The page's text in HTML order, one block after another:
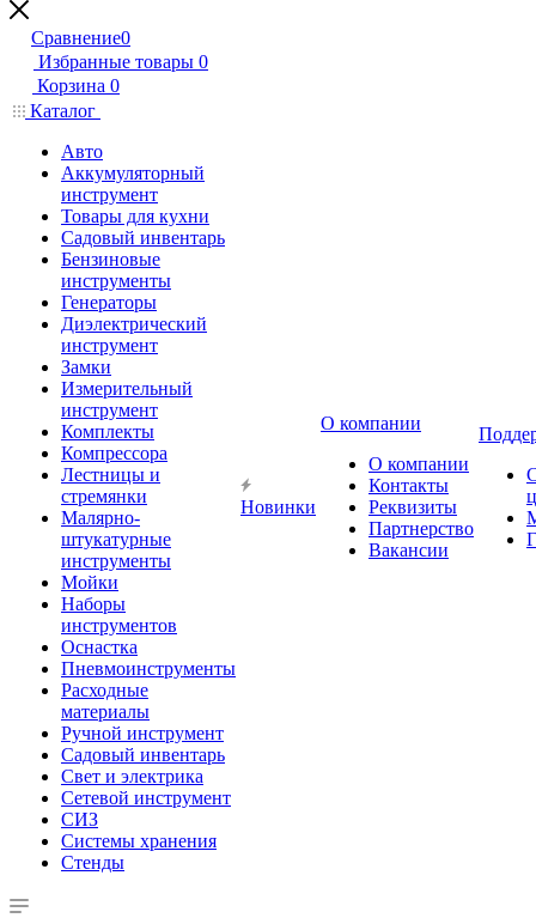
Сравнение0
Избранные товары 0
Корзина 0
Каталог
Авто
Аккумуляторный
инструмент
Товары для кухни
Садовый инвентарь
Бензиновые
инструменты
Генераторы
Диэлектрический
инструмент
Замки
Измерительный
инструмент
Комплекты
Компрессора
Лестницы и
стремянки
Малярно-
штукатурные
инструменты
Мойки
Наборы
инструментов
Оснастка
Пневмоинструменты
Расходные
материалы
Ручной инструмент
Садовый инвентарь
Свет и электрика
Сетевой инструмент
СИЗ
Системы хранения
Стенды
Новинки
О компании
О компании
Контакты
Реквизиты
Партнерство
Вакансии